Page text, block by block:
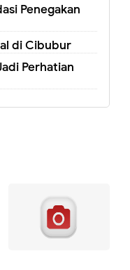
Penegakan
di Cibubur
Perhatian